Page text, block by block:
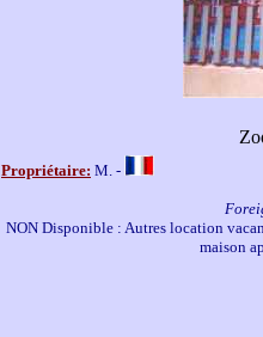
Propriétaire: M. -
NON Disponible : Autres location
maison